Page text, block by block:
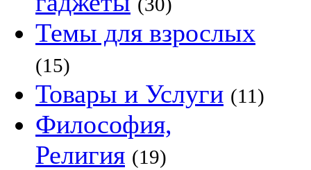
Темы для взрослых
(15)
Товары и Услуги (11)
Философия,
Религия (19)